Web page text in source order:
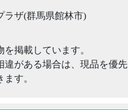
ラザ(群馬県館林市)
掲載しています。
違がある場合は、現品を優先
す。